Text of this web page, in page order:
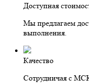
Доступная
Мы предлагаем
выполнения.
Качество
Сотрудничая с